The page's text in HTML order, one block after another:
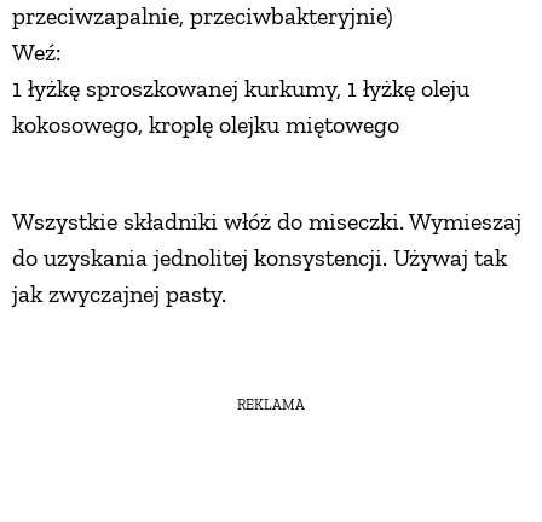
przeciwzapalnie, przeciwbakteryjnie)
Weź:
1 łyżkę sproszkowanej kurkumy, 1 łyżkę oleju
kokosowego, kroplę olejku miętowego
Wszystkie składniki włóż do miseczki. Wymieszaj
do uzyskania jednolitej konsystencji. Używaj tak
jak zwyczajnej pasty.
REKLAMA